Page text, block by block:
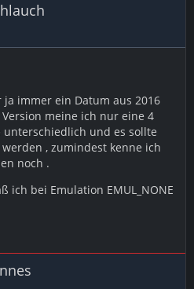
immer ein Datum aus 2016
meine ich nur eine 4
und es sollte
, zumindest kenne ich
noch .
ich bei Emulation EMUL_NONE